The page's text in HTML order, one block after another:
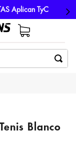
Aplican TyC
Blanco